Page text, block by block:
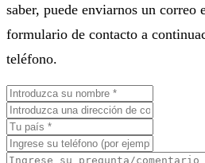
saber, puede enviarnos un correo
formulario de contacto a
teléfono.